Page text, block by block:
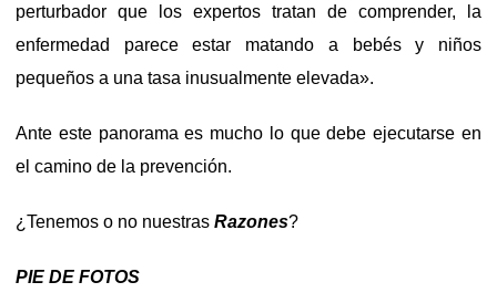
perturbador que los expertos tratan de comprender, la
enfermedad parece estar matando a bebés y niños
pequeños a una tasa inusualmente elevada».
Ante este panorama es mucho lo que debe ejecutarse en
el camino de la prevención.
¿Tenemos o no nuestras Razones?
PIE DE FOTOS